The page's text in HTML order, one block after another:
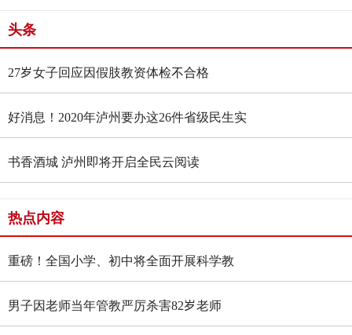
头条
27岁女子回应因假肢教资体检不合格
好消息！2020年泸州要办这26件省级民生实
事
书香酒城 泸州即将开启全民云阅读
热点内容
重磅！全国小学、初中将全面开展科学教
育“做中学”领航行动
男子因老师当年管教严厉杀害82岁老师